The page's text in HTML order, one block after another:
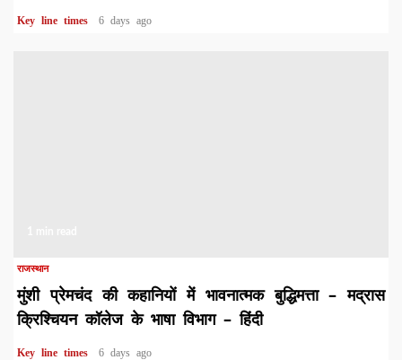
Key line times 6 days ago
राजस्थान
मुंशी प्रेमचंद की कहानियों में भावनात्मक बुद्धिमत्ता – मद्रास
क्रिश्चियन कॉलेज के भाषा विभाग – हिंदी
Key line times 6 days ago